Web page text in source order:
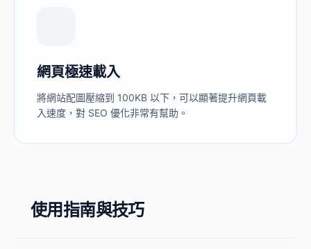
網頁極速載入
將網站配圖壓縮到 100KB 以下，可以顯著提升網頁載
入速度，對 SEO 優化非常有幫助。
使用指南與技巧